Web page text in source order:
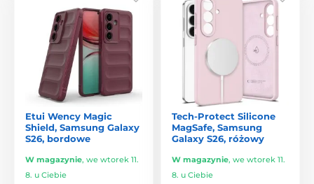
Etui Wency Magic
Shield, Samsung Galaxy
S26, bordowe
W magazynie, we wtorek 11.
8. u Ciebie
Tech-Protect Silicone
MagSafe, Samsung
Galaxy S26, różowy
W magazynie, we wtorek 11.
8. u Ciebie